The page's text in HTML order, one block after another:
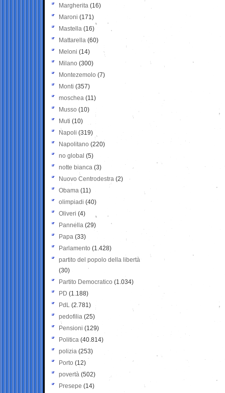
Margherita (16)
Maroni (171)
Mastella (16)
Mattarella (60)
Meloni (14)
Milano (300)
Montezemolo (7)
Monti (357)
moschea (11)
Musso (10)
Muti (10)
Napoli (319)
Napolitano (220)
no global (5)
notte bianca (3)
Nuovo Centrodestra (2)
Obama (11)
olimpiadi (40)
Oliveri (4)
Pannella (29)
Papa (33)
Parlamento (1.428)
partito del popolo della libertà
(30)
Partito Democratico (1.034)
PD (1.188)
PdL (2.781)
pedofilia (25)
Pensioni (129)
Politica (40.814)
polizia (253)
Porto (12)
povertà (502)
Presepe (14)